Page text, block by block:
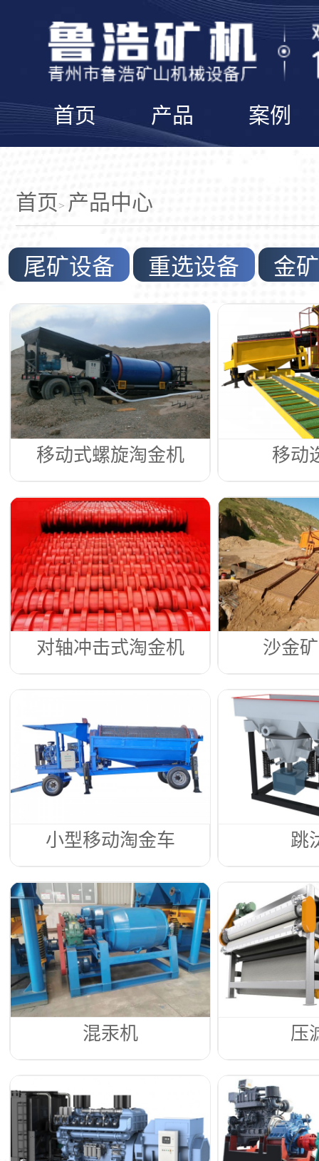
首页 产品 案例
首页> 产品中心
尾矿设备 重选设备 金
移动式螺旋淘金机 移动
对轴冲击式淘金机 沙金
小型移动淘金车 跳
混汞机 压